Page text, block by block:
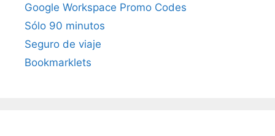
Google Workspace Promo Codes
Sólo 90 minutos
Seguro de viaje
Bookmarklets